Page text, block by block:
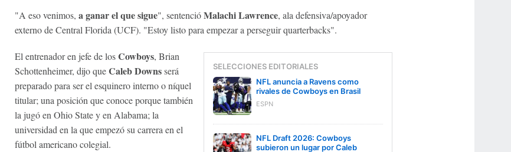
"A eso venimos, a ganar el que sigue", sentencióMalachi Lawrence, ala defensiva/apoyador
externo de Central Florida (UCF). "Estoy listo para empezar a perseguir quarterbacks".
SELECCIONES EDITORIALES
NFL anuncia a Ravens como
rivales de Cowboys en Brasil
ESPN
NFL Draft 2026: Cowboys
subieron un lugar por Caleb
El entrenador en jefe de losCowboys, Brian
Schottenheimer, dijo queCaleb Downsserá
preparado para ser el esquinero interno o níquel
titular; una posición que conoce porque también
la jugó en Ohio State y en Alabama; la
universidad en la que empezó su carrera en el
fútbol americano colegial.